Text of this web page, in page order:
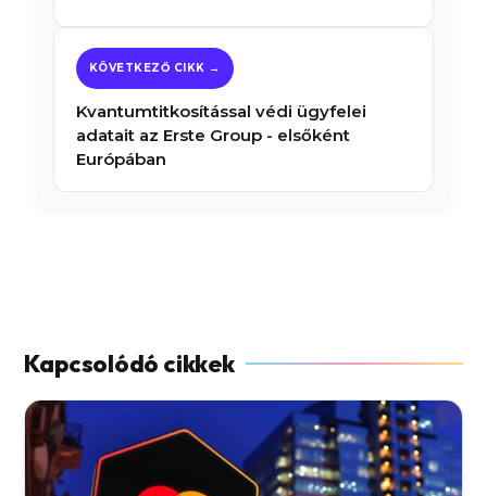
Kvantumtitkosítással védi ügyfelei
adatait az Erste Group - elsőként
Európában